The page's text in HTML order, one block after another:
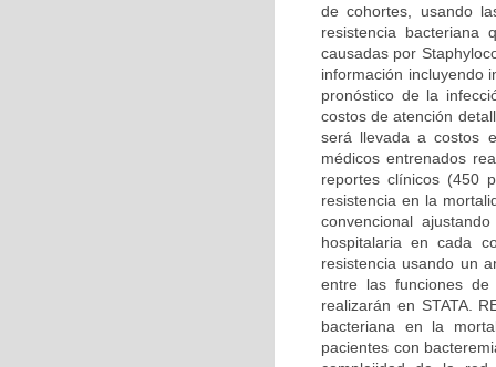
de cohortes, usando
resistencia bacteriana
causadas por
información incluyendo
pronóstico de la
costos de atención
será llevada a costos
médicos entrenados
reportes clínicos (450
resistencia en la
convencional
hospitalaria en cada
resistencia usando un
entre las funciones
realizarán en STATA.
bacteriana en la
pacientes con